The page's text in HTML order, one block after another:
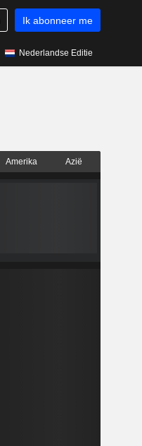
Ik abonneer me
Nederlandse Editie
Amerika Azië